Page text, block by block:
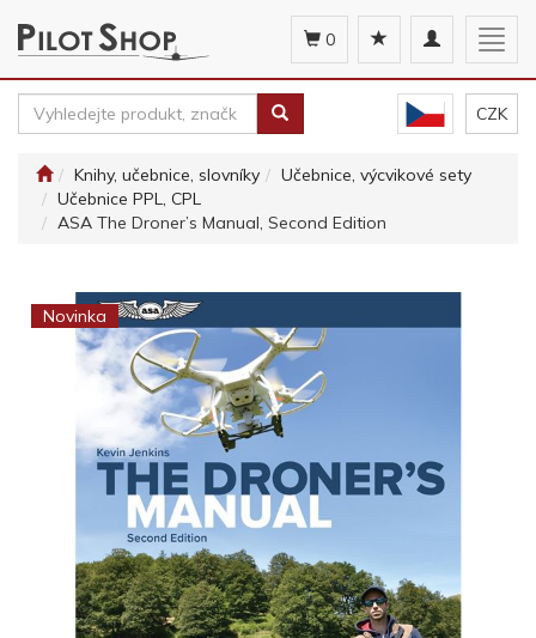
Toggle
navigation
0
CZK
Knihy, učebnice, slovníky
Učebnice, výcvikové sety
Učebnice PPL, CPL
ASA The Droner’s Manual, Second Edition
Novinka